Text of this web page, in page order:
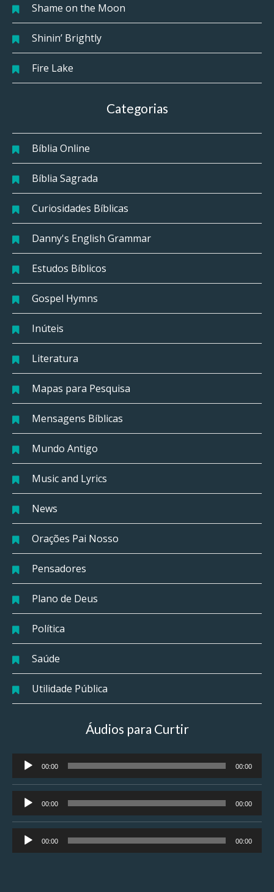
Shame on the Moon
Shinin’ Brightly
Fire Lake
Categorias
Bíblia Online
Bíblia Sagrada
Curiosidades Bíblicas
Danny's English Grammar
Estudos Bíblicos
Gospel Hymns
Inúteis
Literatura
Mapas para Pesquisa
Mensagens Bíblicas
Mundo Antigo
Music and Lyrics
News
Orações Pai Nosso
Pensadores
Plano de Deus
Política
Saúde
Utilidade Pública
Áudios para Curtir
Tocador
de
áudio
00:00 00:00
Tocador
de
áudio
00:00 00:00
Tocador
de
00:00 00:00